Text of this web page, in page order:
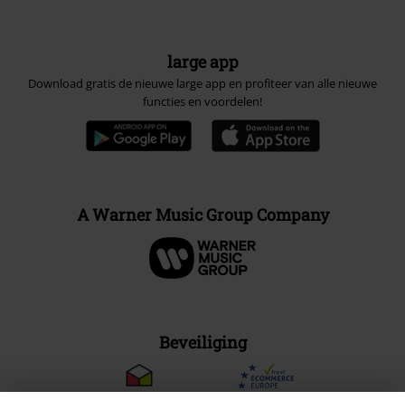
large app
Download gratis de nieuwe large app en profiteer van alle nieuwe
functies en voordelen!
A Warner Music Group Company
Beveiliging